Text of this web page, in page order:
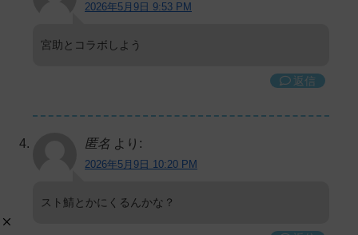
2026年5月9日 9:53 PM
宮助とコラボしよう
返信
匿名 より:
2026年5月9日 10:20 PM
スト鯖とかにくるんかな？